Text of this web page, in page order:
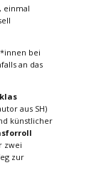
einmal
bei
an das
aus SH)
künstlicher
zwei
zur